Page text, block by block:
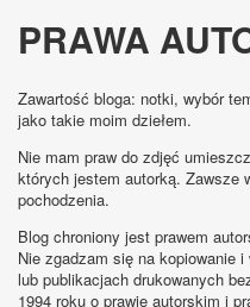
PRAWA
Zawartość bloga: notki, wybór
jako takie moim dziełem.
Nie mam praw do zdjęć
których jestem autorką. Zawsze
pochodzenia.
Blog chroniony jest prawem
Nie zgadzam się na kopiowanie
lub publikacjach drukowanych
1994 roku o prawie autorskim i